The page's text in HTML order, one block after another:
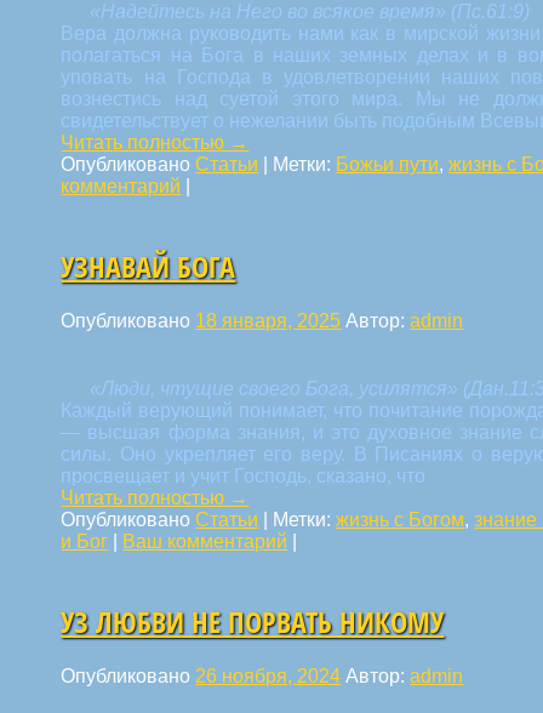
«Надейтесь на Него во всякое время» (Пс.61:9)
Вера должна руководить нами как в мирской
полагаться на Бога в наших земных делах и в
уповать на Господа в удовлетворении наших
вознестись над суетой этого мира. Мы не
свидетельствует о нежелании быть подобным
Читать полностью →
ОпубликованоСтатьи Метки: Божьи пути,жизнь с
комментарий
УЗНАВАЙ БОГА
Опубликовано 18 января, 2025 Автор:admin
«Люди, чтущие своего Бога, усилятся»
Каждый верующий понимает, что почитание
— высшая форма знания, и это духовное знание
силы. Оно укрепляет его веру. В Писаниях о
просвещает и учит Господь, сказано, что
Читать полностью →
ОпубликованоСтатьи Метки:жизнь с Богом,знание
и Бог
Ваш комментарий
УЗ ЛЮБВИ НЕ ПОРВАТЬ НИКОМУ
Опубликовано 26 ноября, 2024 Автор:admin